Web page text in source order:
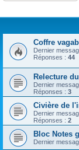
Coffre
Dernier
Réponses : 44
Relecture
Dernier
Réponses : 3
Civière de
Dernier
Réponses : 2
Bloc Notes
Dernier